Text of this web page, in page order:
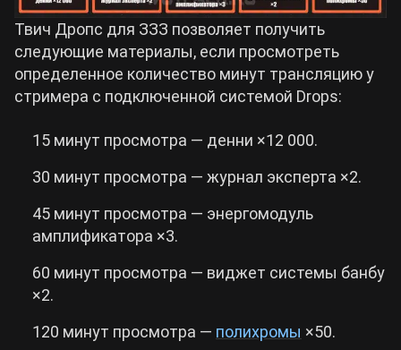
Твич Дропс для ЗЗЗ позволяет получить
следующие материалы, если просмотреть
определенное количество минут трансляцию у
стримера с подключенной системой Drops:
15 минут просмотра — денни ×12 000.
30 минут просмотра — журнал эксперта ×2.
45 минут просмотра — энергомодуль
амплификатора ×3.
60 минут просмотра — виджет системы банбу
×2.
120 минут просмотра — полихромы ×50.